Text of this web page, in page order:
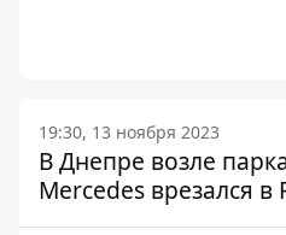
19:30, 13 ноября 2023
В Днепре возле
Mercedes врезался в